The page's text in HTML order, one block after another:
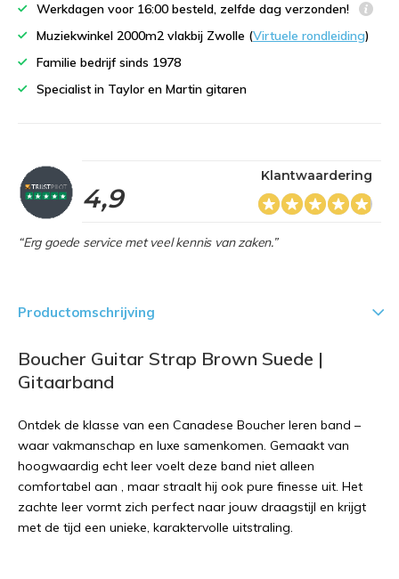
Werkdagen voor 16:00 besteld, zelfde dag verzonden!
Muziekwinkel 2000m2 vlakbij Zwolle (Virtuele rondleiding)
Familie bedrijf sinds 1978
Specialist in Taylor en Martin gitaren
4,9
Klantwaardering
“Erg goede service met veel kennis van zaken.”
Productomschrijving
Boucher Guitar Strap Brown Suede |
Gitaarband
Ontdek de klasse van een Canadese Boucher leren band –
waar vakmanschap en luxe samenkomen. Gemaakt van
hoogwaardig echt leer voelt deze band niet alleen
comfortabel aan , maar straalt hij ook pure finesse uit. Het
zachte leer vormt zich perfect naar jouw draagstijl en krijgt
met de tijd een unieke, karaktervolle uitstraling.